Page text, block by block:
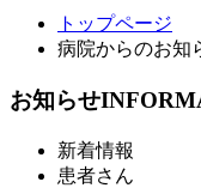
トップページ
病院からのお知
お知らせ
新着情報
患者さん